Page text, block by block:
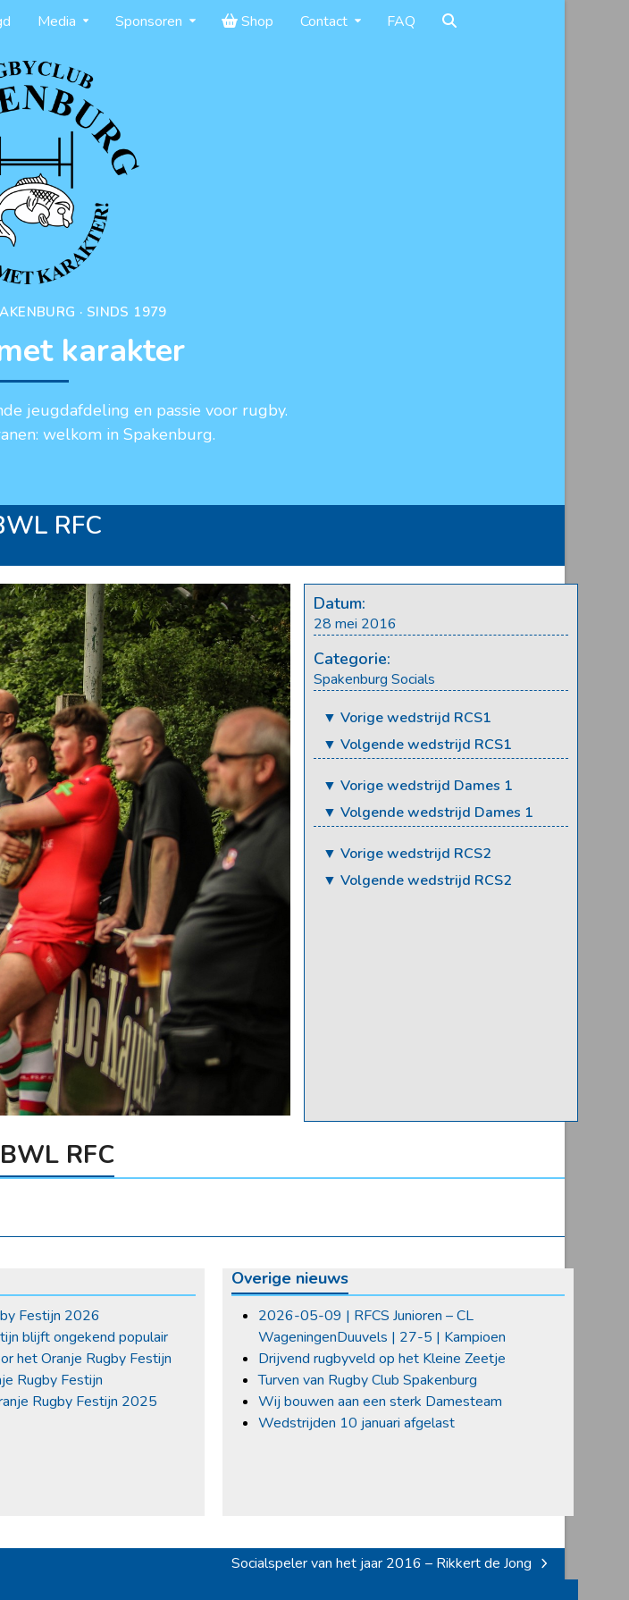
Media Sponsoren Shop Contact FAQ
· SINDS 1979
karakter
jeugdafdeling en passie voor rugby.
welkom in Spakenburg.
RFC
Datum:
28 mei 2016
Categorie:
Spakenburg Socials
▼ Vorige wedstrijd RCS1
▼ Volgende wedstrijd RCS1
▼ Vorige wedstrijd Dames 1
▼ Volgende wedstrijd Dames 1
▼ Vorige wedstrijd RCS2
▼ Volgende wedstrijd RCS2
RFC
Festijn 2026
blijft ongekend populair
het Oranje Rugby Festijn
Rugby Festijn
Rugby Festijn 2025
Overige nieuws
2026-05-09 | RFCS Junioren – CL
WageningenDuuvels | 27-5 | Kampioen
Drijvend rugbyveld op het Kleine Zeetje
Turven van Rugby Club Spakenburg
Wij bouwen aan een sterk Damesteam
Wedstrijden 10 januari afgelast
next
Socialspeler van het jaar 2016 – Rikkert de Jong